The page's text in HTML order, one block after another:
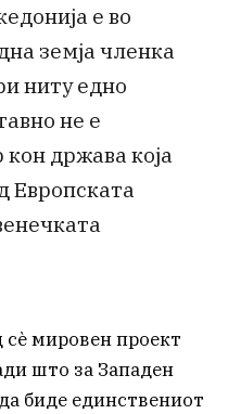
е во
земја членка
ниту едно
не е
држава која
Европската
сè мировен проект
што за Западен
биде единствениот